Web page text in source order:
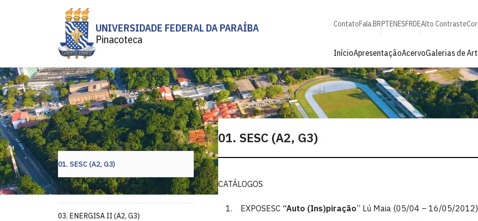
UNIVERSIDADE FEDERAL DA PARAÍBA
Pinacoteca
ContatoFala.BRPTENESFRDEAlto Contraste
InícioApresentaçãoAcervoGalerias de
Paraíba
01. SESC (A2, G3)
02. ENERGISA COLETIVAS (A2, G3)
03. ENERGISA II (A2, G3)
01. SESC (A2, G3)
CATÁLOGOS
EXPOSESC “Auto (Ins)piração” Lú Maia (05/04 – 16/05/2012)